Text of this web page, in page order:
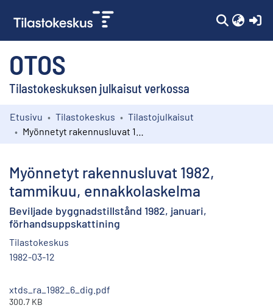
OTOS
Tilastokeskuksen julkaisut verkossa
Kokoelmat
Etusivu Tilastokeskus
Tilastojulkaisut
Myönnetyt rakennusluvat 1982,
tammikuu, ennakkolaskelma
Beviljade byggnadstillstånd 1982, januari,
förhandsuppskattining
Tilastokeskus
1982-03-12
xtds_ra_1982_6_dig.pdf
300.7 KB